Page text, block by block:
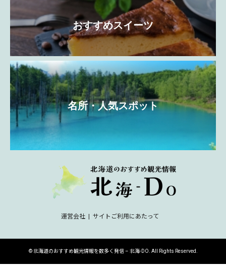
おすすめスイーツ
名所・人気スポット
運営会社 サイトご利用にあたって
©北海道のおすすめ観光情報を数多く発信 – 北海-DO . All Rights Reserved.